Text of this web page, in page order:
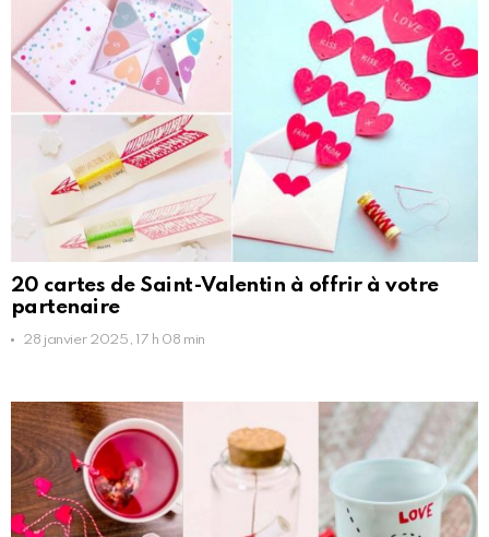
20 cartes de Saint-Valentin à offrir à votre
partenaire
28 janvier 2025, 17 h 08 min